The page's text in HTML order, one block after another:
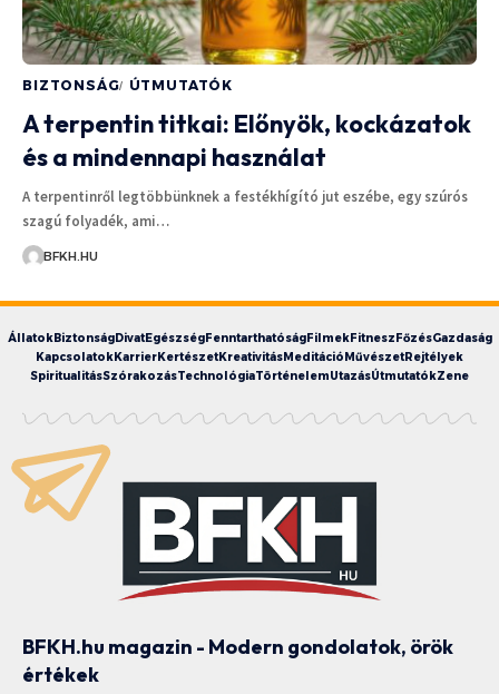
BIZTONSÁG ÚTMUTATÓK
A terpentin titkai: Előnyök, kockázatok
és a mindennapi használat
A terpentinről legtöbbünknek a festékhígító jut eszébe, egy szúrós
szagú folyadék, ami…
BFKH.HU
ÁllatokBiztonságDivatEgészségFenntarthatóságFilmekFitneszFőzésGazdaság
KapcsolatokKarrierKertészetKreativitásMeditációMűvészetRejtélyek
SpiritualitásSzórakozásTechnológiaTörténelemUtazásÚtmutatókZene
BFKH.hu magazin - Modern gondolatok, örök
értékek